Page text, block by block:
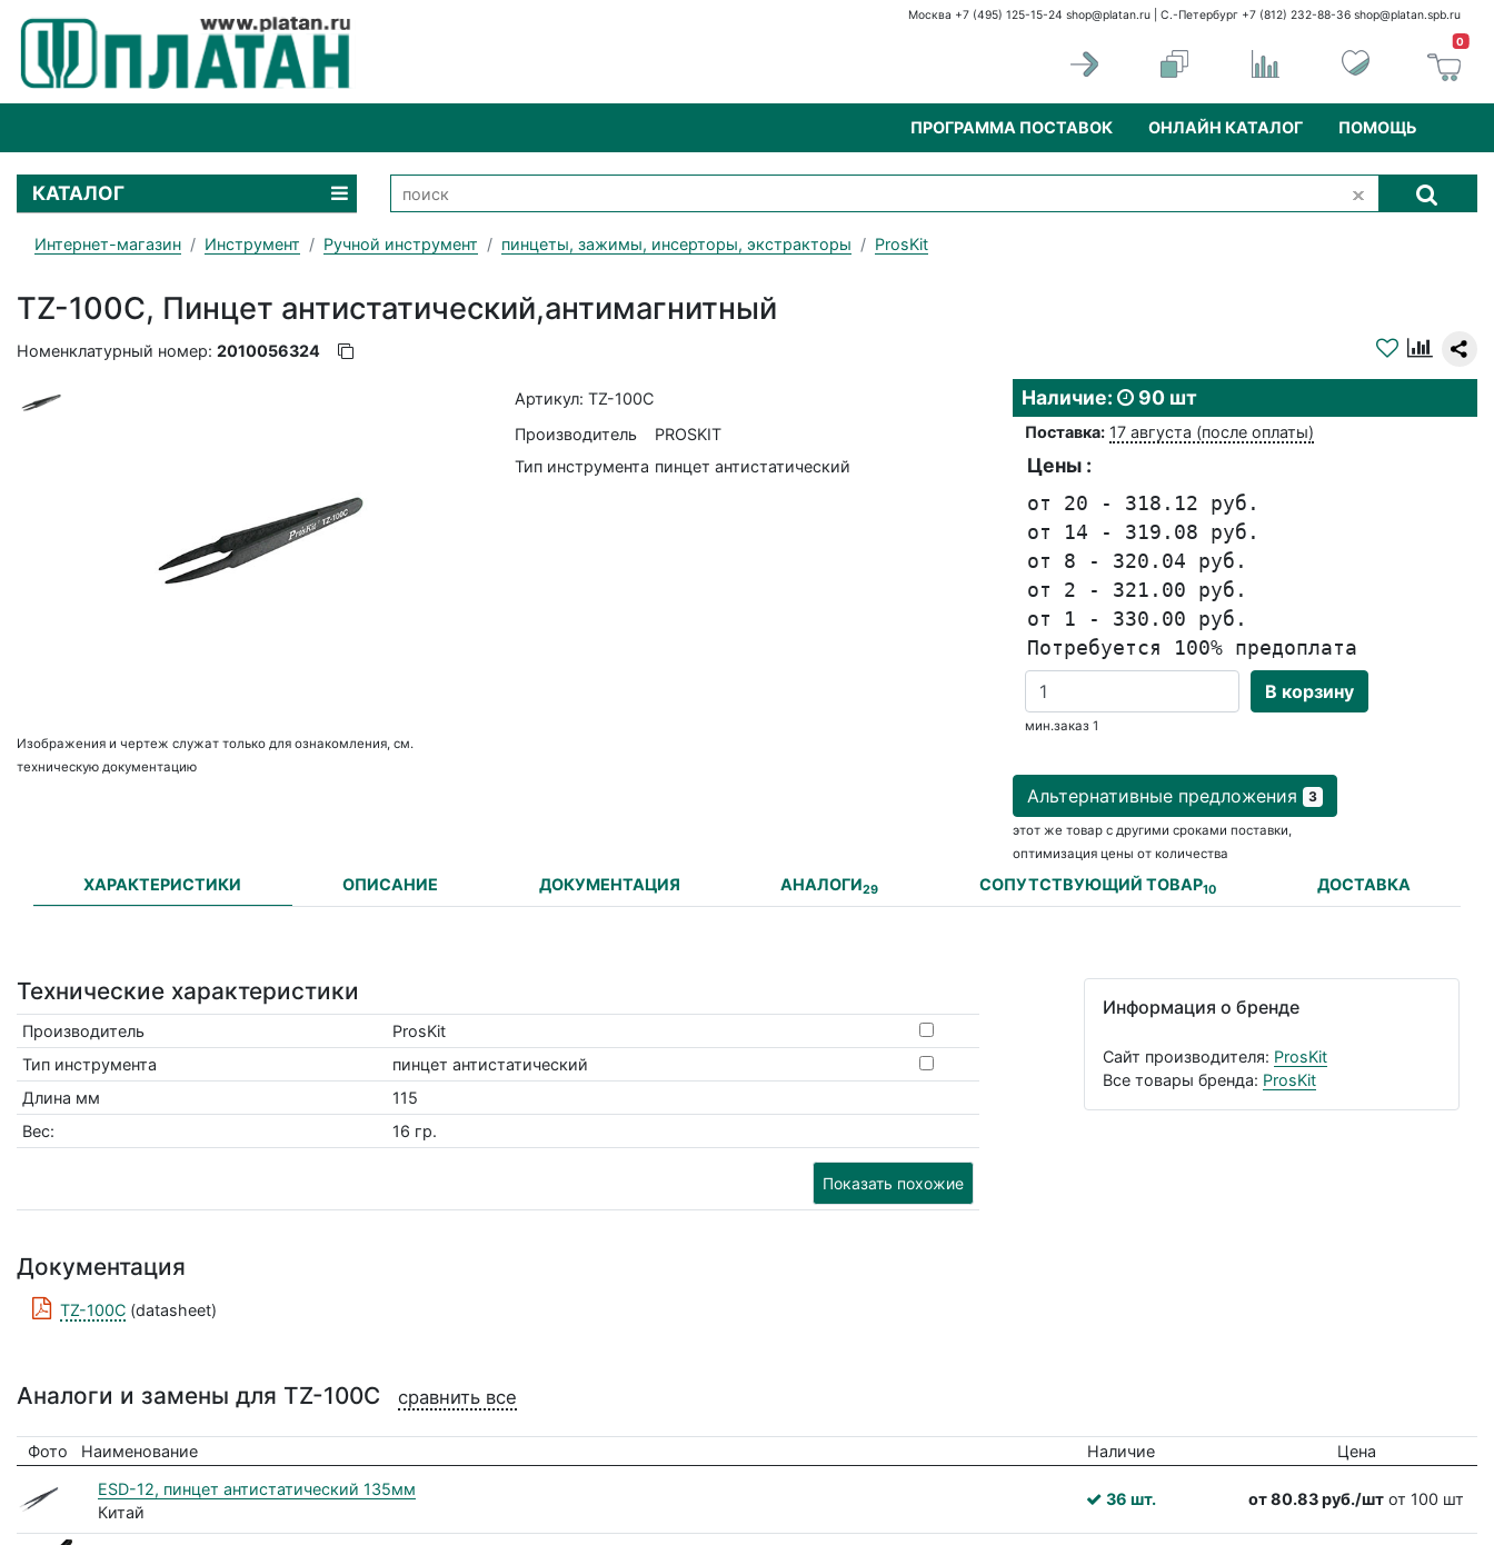
Москва +7 (495) 125-15-24 shop@platan.ru | С.-Петербург +7 (812) 232-88-36 shop@platan.spb.ru
0
ПРОГРАММА ПОСТАВОК ОНЛАЙН КАТАЛОГ ПОМОЩЬ
КАТАЛОГ
Интернет-магазин Инструмент Ручной инструмент пинцеты, зажимы, инсерторы, экстракторы ProsKit
TZ-100C, Пинцет антистатический,антимагнитный
Номенклатурный номер: 2010056324
Изображения и чертеж служат только для ознакомления, см.
техническую документацию
Артикул: TZ-100C
Производитель
PROSKIT
Тип инструмента пинцет антистатический
Наличие: 90 шт
Поставка: 17 августа (после оплаты)
Цены :
от 20 - 318.12 руб.
от 14 - 319.08 руб.
от 8 - 320.04 руб.
от 2 - 321.00 руб.
от 1 - 330.00 руб.
Потребуется 100% предоплата
В корзину
мин.заказ 1
Альтернативные предложения 3
этот же товар с другими сроками поставки,
оптимизация цены от количества
ХАРАКТЕРИСТИКИ ОПИСАНИЕ ДОКУМЕНТАЦИЯ АНАЛОГИ29 СОПУТСТВУЮЩИЙ ТОВАР10 ДОСТАВКА
Технические характеристики
Производитель
ProsKit
Тип инструмента
пинцет антистатический
Длина мм
115
Вес:
16 гр.
Показать похожие
Информация о бренде
Сайт производителя: ProsKit
Все товары бренда: ProsKit
Документация
TZ-100C (datasheet)
Аналоги и замены для TZ-100C сравнить все
Фото Наименование Наличие
Цена
ESD-12, пинцет антистатический 135мм
Китай
36 шт. от 80.83 руб./шт от 100 шт